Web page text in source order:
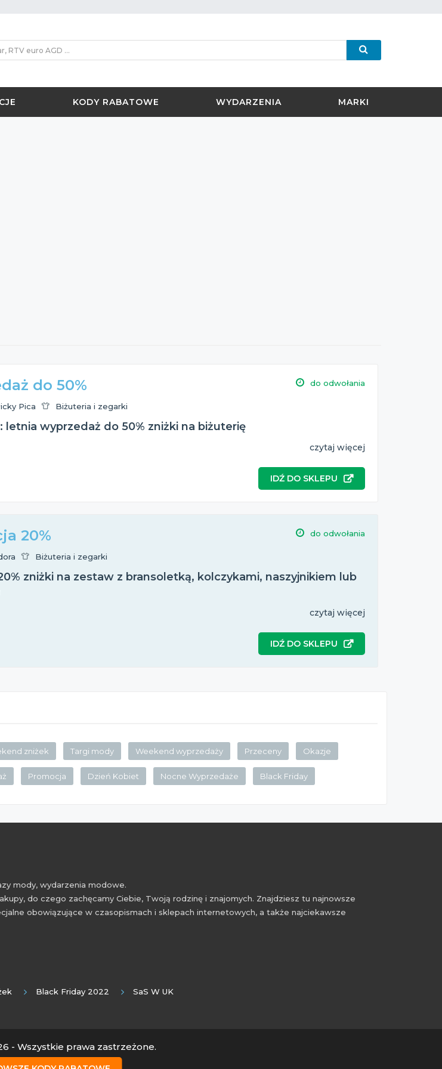
KODY RABATOWE WYDARZENIA MARKI
do 50% do odwołania
Pica Biżuteria i zegarki
letnia wyprzedaż do 50% zniżki na biżuterię
czytaj więcej
IDŹ DO SKLEPU
20% do odwołania
Biżuteria i zegarki
zniżki na zestaw z bransoletką, kolczykami, naszyjnikiem lub
czytaj więcej
IDŹ DO SKLEPU
zniżek Targi mody Weekend wyprzedaży Przeceny Okazje
Promocja Dzień Kobiet Nocne Wyprzedaże Black Friday
mody, wydarzenia modowe.
do czego zachęcamy Ciebie, Twoją rodzinę i znajomych. Znajdziesz tu najnowsze
obowiązujące w czasopismach i sklepach internetowych, a także najciekawsze
Black Friday 2022 SaS W UK
- Wszystkie prawa zastrzeżone.